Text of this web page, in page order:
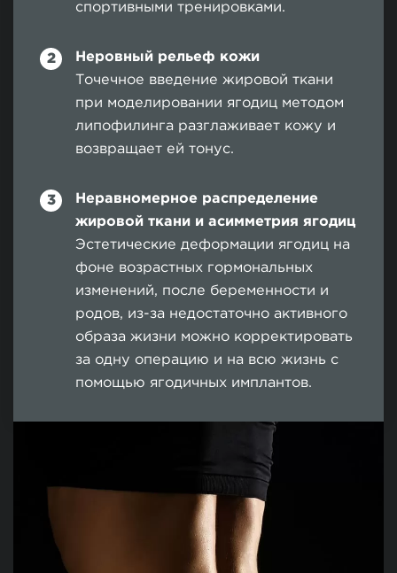
спортивными тренировками.
Неровный рельеф кожи
Точечное введение жировой ткани
при моделировании ягодиц методом
липофилинга разглаживает кожу и
возвращает ей тонус.
Неравномерное распределение
жировой ткани и асимметрия ягодиц
Эстетические деформации ягодиц на
фоне возрастных гормональных
изменений, после беременности и
родов, из-за недостаточно активного
образа жизни можно корректировать
за одну операцию и на всю жизнь с
помощью ягодичных имплантов.